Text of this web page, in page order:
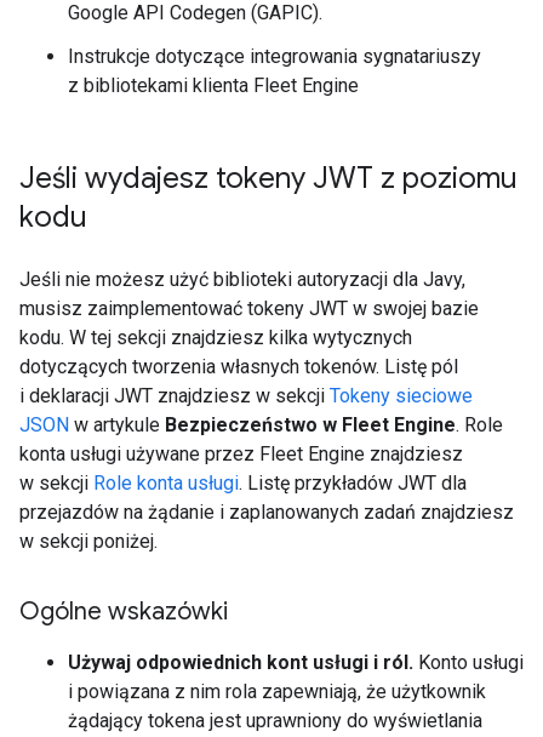
Google API Codegen (GAPIC).
Instrukcje dotyczące integrowania sygnatariuszy
z bibliotekami klienta Fleet Engine
Jeśli wydajesz tokeny JWT z poziomu
kodu
Jeśli nie możesz użyć biblioteki autoryzacji dla Javy,
musisz zaimplementować tokeny JWT w swojej bazie
kodu. W tej sekcji znajdziesz kilka wytycznych
dotyczących tworzenia własnych tokenów. Listę pól
i deklaracji JWT znajdziesz w sekcji Tokeny sieciowe
JSON w artykule Bezpieczeństwo w Fleet Engine. Role
konta usługi używane przez Fleet Engine znajdziesz
w sekcji Role konta usługi. Listę przykładów JWT dla
przejazdów na żądanie i zaplanowanych zadań znajdziesz
w sekcji poniżej.
Ogólne wskazówki
Używaj odpowiednich kont usługi i ról. Konto usługi
i powiązana z nim rola zapewniają, że użytkownik
żądający tokena jest uprawniony do wyświetlania